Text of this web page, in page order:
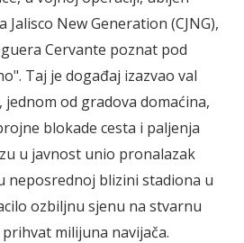
New Generation (CJNG),
Cervante poznat pod
Taj je događaj izazvao val
jednom od gradova domaćina,
blokade cesta i paljenja
u javnost unio pronalazak
neposrednoj blizini stadiona u
ozbiljnu sjenu na stvarnu
milijuna navijača.